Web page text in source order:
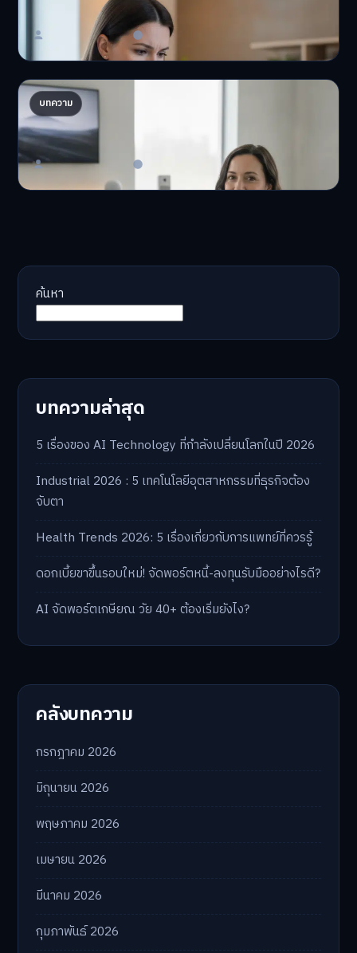
'เงินดิจิทัล 2.0' มาแล…
Master Bussiness 23 มิถุนายน 2026
บทความ
AI จัดพอร์ตให้ปัง! เทรนด์ลงทุนยุคใหม่ ไม่ต้องเฝ้า
จอ
AI จัดพอร์ตให้ปัง! หมด…
Master Bussiness 23 มิถุนายน 2026
ค้นหา
บทความล่าสุด
5 เรื่องของ AI Technology ที่กำลังเปลี่ยนโลกในปี 2026
Industrial 2026 : 5 เทคโนโลยีอุตสาหกรรมที่ธุรกิจต้อง
จับตา
Health Trends 2026: 5 เรื่องเกี่ยวกับการแพทย์ที่ควรรู้
ดอกเบี้ยขาขึ้นรอบใหม่! จัดพอร์ตหนี้-ลงทุนรับมืออย่างไรดี?
AI จัดพอร์ตเกษียณ วัย 40+ ต้องเริ่มยังไง?
คลังบทความ
กรกฎาคม 2026
มิถุนายน 2026
พฤษภาคม 2026
เมษายน 2026
มีนาคม 2026
กุมภาพันธ์ 2026